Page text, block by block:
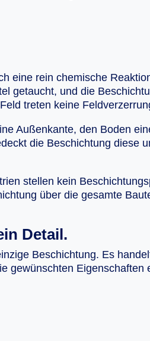
eine rein chemische
getaucht, und die
treten keine
Außenkante, den Boden
die Beschichtung diese
stellen kein
über die gesamte
Detail.
Beschichtung. Es
gewünschten Eigenschaften